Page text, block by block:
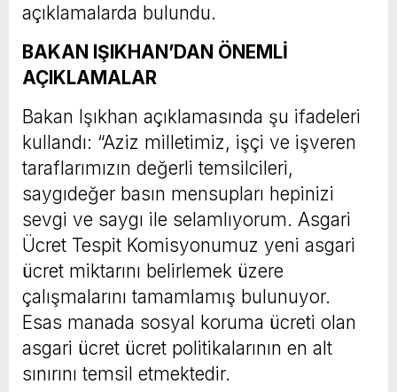
açıklamalarda bulundu.
BAKAN IŞIKHAN’DAN ÖNEMLİ
AÇIKLAMALAR
Bakan Işıkhan açıklamasında şu ifadeleri
kullandı: “Aziz milletimiz, işçi ve işveren
taraflarımızın değerli temsilcileri,
saygıdeğer basın mensupları hepinizi
sevgi ve saygı ile selamlıyorum. Asgari
Ücret Tespit Komisyonumuz yeni asgari
ücret miktarını belirlemek üzere
çalışmalarını tamamlamış bulunuyor.
Esas manada sosyal koruma ücreti olan
asgari ücret ücret politikalarının en alt
sınırını temsil etmektedir.